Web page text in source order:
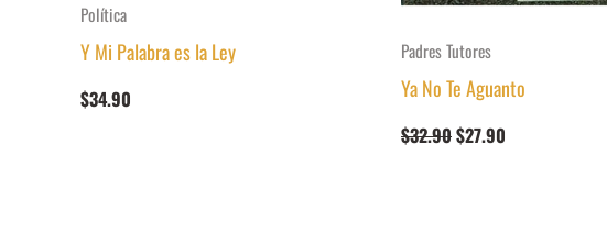
Política
Y Mi Palabra es la Ley
$34.90
Padres Tutores
Ya No Te Aguanto
$32.90El
precio
$27.90